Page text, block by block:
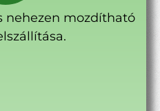
nehezen mozdítható